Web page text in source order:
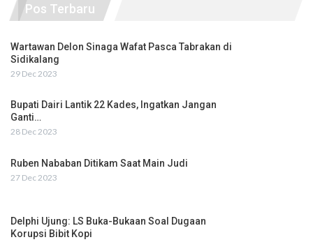
Pos Terbaru
Wartawan Delon Sinaga Wafat Pasca Tabrakan di
Sidikalang
29 Dec 2023
Bupati Dairi Lantik 22 Kades, Ingatkan Jangan
Ganti…
28 Dec 2023
Ruben Nababan Ditikam Saat Main Judi
27 Dec 2023
Delphi Ujung: LS Buka-Bukaan Soal Dugaan
Korupsi Bibit Kopi